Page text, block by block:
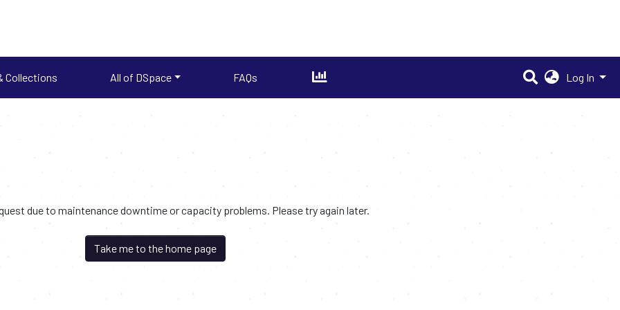
Collections All of DSpace FAQs Log In
due to maintenance downtime or capacity problems. Please try again later.
Take me to the home page